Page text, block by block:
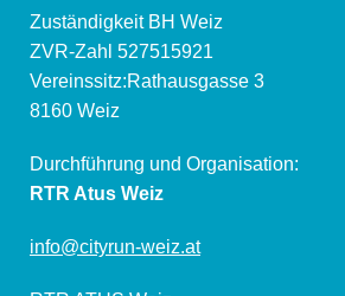
Zuständigkeit BH Weiz
ZVR-Zahl 527515921
Vereinssitz:Rathausgasse 3
8160 Weiz
Durchführung und Organisation:
RTR Atus Weiz
info@cityrun-weiz.at